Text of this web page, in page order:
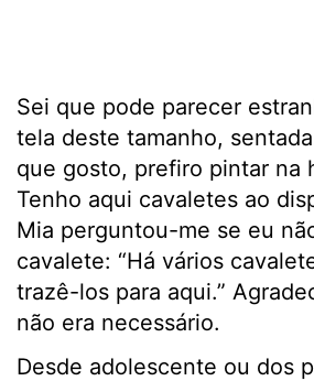
Sei que pode parecer
tela deste tamanho,
que gosto, prefiro pintar na
Tenho aqui cavaletes ao
Mia perguntou-me se eu
cavalete: “Há vários
trazê-los para aqui.”
não era necessário.
Desde adolescente ou dos